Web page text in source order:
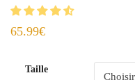
65.99€
Taille